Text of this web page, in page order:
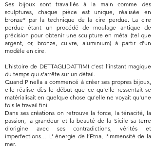
Ses bijoux sont travaillés à la main comme des
sculptures, chaque pièce est unique, réalisée en
bronze* par la technique de la cire perdue. La cire
perdue étant un procédé de moulage antique de
précision pour obtenir une sculpture en métal (tel que
argent, or, bronze, cuivre, aluminium) à partir d’un
modèle en cire.
L’histoire de DETTAGLIDATTIMI c’est l’instant magique
du temps qui s’arrête sur un détail.
Quand Pinella a commencé à créer ses propres bijoux,
elle réalise dès le début que ce qu’elle ressentait se
matérialisait en quelque chose qu’elle ne voyait qu’une
fois le travail fini.
Dans ses créations on retrouve la force, la ténacité, la
passion, la grandeur et la beauté de la Sicile sa terre
d’origine avec ses contradictions, vérités et
imperfections… L’ énergie de l’Etna, l’immensité de la
mer.